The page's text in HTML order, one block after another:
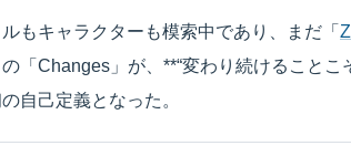
もキャラクターも模索中であり、まだ「
「Changes」が、**“変わり続けることこ
自己定義となった。